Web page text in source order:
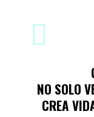
NO SOLO
CREA